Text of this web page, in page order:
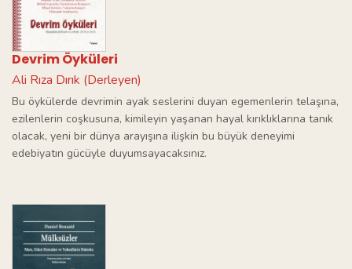
Devrim Öyküleri
Ali Rıza Dırık (Derleyen)
Bu öykülerde devrimin ayak seslerini duyan egemenlerin telaşına,
ezilenlerin coşkusuna, kimileyin yaşanan hayal kırıklıklarına tanık
olacak, yeni bir dünya arayışına ilişkin bu büyük deneyimi
edebiyatın gücüyle duyumsayacaksınız.